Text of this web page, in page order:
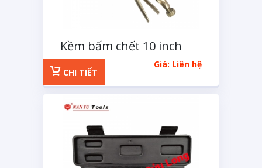
Kềm bấm chết 10 inch
Giá: Liên hệ
CHI TIẾT